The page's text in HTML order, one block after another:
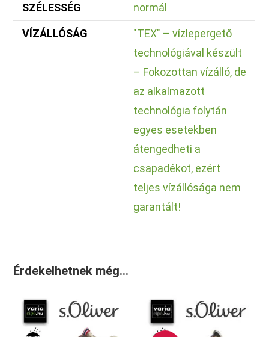
SZÉLESSÉG normál
VÍZÁLLÓSÁG
"TEX" – vízlepergető
technológiával készült
– Fokozottan vízálló, de
az alkalmazott
technológia folytán
egyes esetekben
átengedheti a
csapadékot, ezért
teljes vízállósága nem
garantált!
Érdekelhetnek még…